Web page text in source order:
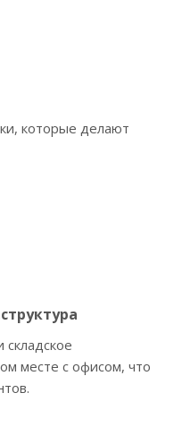
которые делают
месте с офисом, что